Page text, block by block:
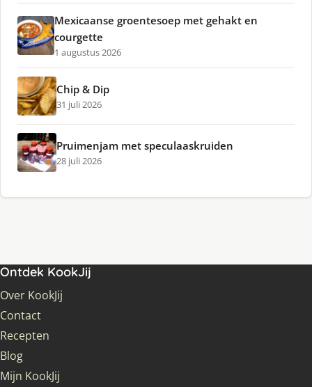
Mexicaanse groentesoep met gehakt en
courgette
1 augustus 2026
Chip & Dip
31 juli 2026
Pruimenjam met speculaaskruiden
28 juli 2026
Ontdek KookJij
Over KookJij
Contact
Recepten
Blog
Mijn KookJij